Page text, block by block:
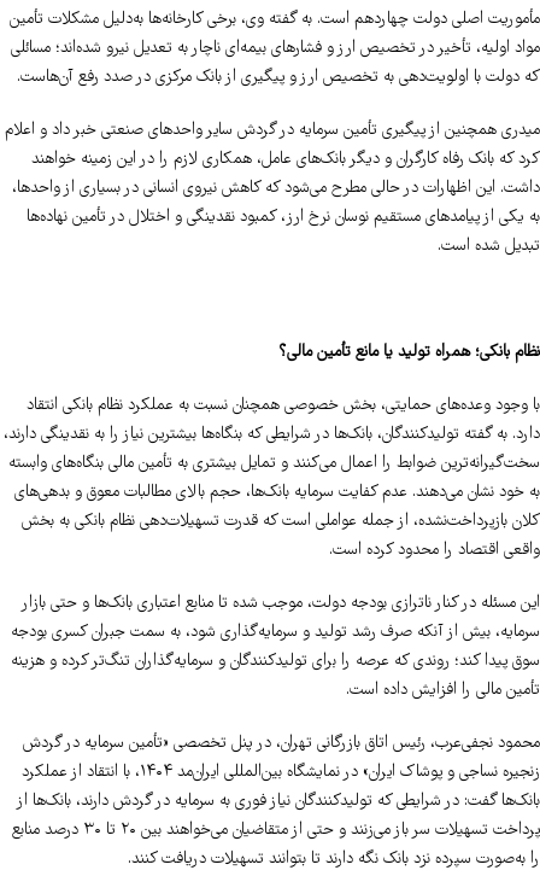
مأموریت اصلی دولت چهاردهم است. به گفته وی، برخی کارخانه‌ها به‌دلیل مشکلات تأمین
مواد اولیه، تأخیر در تخصیص ارز و فشارهای بیمه‌ای ناچار به تعدیل نیرو شده‌اند؛ مسائلی
که دولت با اولویت‌دهی به تخصیص ارز و پیگیری از بانک مرکزی در صدد رفع آن‌هاست.
میدری همچنین از پیگیری تأمین سرمایه در گردش سایر واحدهای صنعتی خبر داد و اعلام
کرد که بانک رفاه کارگران و دیگر بانک‌های عامل، همکاری لازم را در این زمینه خواهند
داشت. این اظهارات در حالی مطرح می‌شود که کاهش نیروی انسانی در بسیاری از واحدها،
به یکی از پیامدهای مستقیم نوسان نرخ ارز، کمبود نقدینگی و اختلال در تأمین نهاده‌ها
تبدیل شده است.
نظام بانکی؛ همراه تولید یا مانع تأمین مالی؟
با وجود وعده‌های حمایتی، بخش خصوصی همچنان نسبت به عملکرد نظام بانکی انتقاد
دارد. به گفته تولیدکنندگان، بانک‌ها در شرایطی که بنگاه‌ها بیشترین نیاز را به نقدینگی دارند،
سخت‌گیرانه‌ترین ضوابط را اعمال می‌کنند و تمایل بیشتری به تأمین مالی بنگاه‌های وابسته
به خود نشان می‌دهند. عدم کفایت سرمایه بانک‌ها، حجم بالای مطالبات معوق و بدهی‌های
کلان بازپرداخت‌نشده، از جمله عواملی است که قدرت تسهیلات‌دهی نظام بانکی به بخش
واقعی اقتصاد را محدود کرده است.
این مسئله در کنار ناترازی بودجه دولت، موجب شده تا منابع اعتباری بانک‌ها و حتی بازار
سرمایه، بیش از آنکه صرف رشد تولید و سرمایه‌گذاری شود، به سمت جبران کسری بودجه
سوق پیدا کند؛ روندی که عرصه را برای تولیدکنندگان و سرمایه‌گذاران تنگ‌تر کرده و هزینه
تأمین مالی را افزایش داده است.
محمود نجفی‌عرب، رئیس اتاق بازرگانی تهران، در پنل تخصصی «تأمین سرمایه در گردش
زنجیره نساجی و پوشاک ایران» در نمایشگاه بین‌المللی ایران‌مد ۱۴۰۴، با انتقاد از عملکرد
بانک‌ها گفت: در شرایطی که تولیدکنندگان نیاز فوری به سرمایه در گردش دارند، بانک‌ها از
پرداخت تسهیلات سر باز می‌زنند و حتی از متقاضیان می‌خواهند بین ۲۰ تا ۳۰ درصد منابع
را به‌صورت سپرده نزد بانک نگه دارند تا بتوانند تسهیلات دریافت کنند.